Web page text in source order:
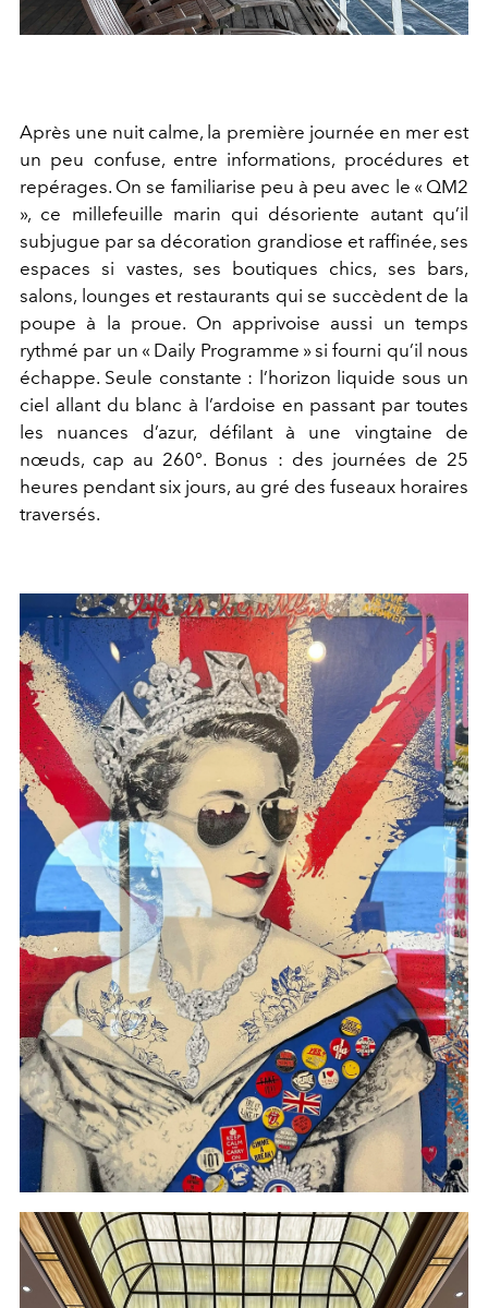
Après une nuit calme, la première journée en mer est
un peu confuse, entre informations, procédures et
repérages. On se familiarise peu à peu avec le « QM2
», ce millefeuille marin qui désoriente autant qu’il
subjugue par sa décoration grandiose et raffinée, ses
espaces si vastes, ses boutiques chics, ses bars,
salons, lounges et restaurants qui se succèdent de la
poupe à la proue. On apprivoise aussi un temps
rythmé par un « Daily Programme » si fourni qu’il nous
échappe. Seule constante : l’horizon liquide sous un
ciel allant du blanc à l’ardoise en passant par toutes
les nuances d’azur, défilant à une vingtaine de
nœuds, cap au 260°. Bonus : des journées de 25
heures pendant six jours, au gré des fuseaux horaires
traversés.